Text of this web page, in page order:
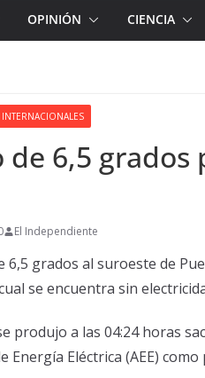
OPINIÓN CIENCIA
INTERNACIONALES
de 6,5
El Independiente
6,5 grados al suroeste de
se encuentra sin
produjo a las 04:24 horas
Energía Eléctrica (AEE)